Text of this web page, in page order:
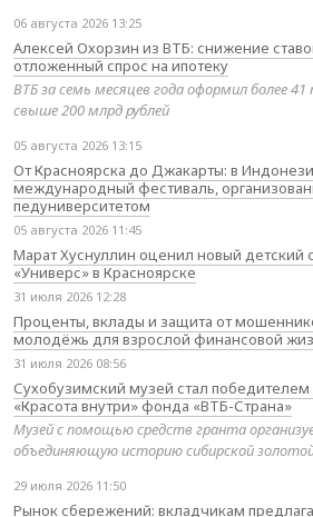
06 августа 2026 13:25
Алексей Охорзин из ВТБ: снижение
отложенный спрос на ипотеку
ВТБ за семь месяцев года оформил более
свыше 200 млрд рублей
05 августа 2026 13:15
От Красноярска до Джакарты: в
международный фестиваль,
педуниверситетом
05 августа 2026 11:45
Марат Хуснуллин оценил новый детский
«Универс» в Красноярске
31 июля 2026 12:28
Проценты, вклады и защита от
молодёжь для взрослой финансовой
31 июля 2026 08:56
Сухобузимский музей стал
«Красота внутри» фонда «ВТБ-Страна»
Музей с помощью средств гранта
объединяющую историю сибирской
29 июля 2026 11:50
Рынок сбережений: вкладчикам